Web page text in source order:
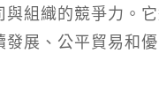
與組織的競爭力。
發展、公平貿易和優